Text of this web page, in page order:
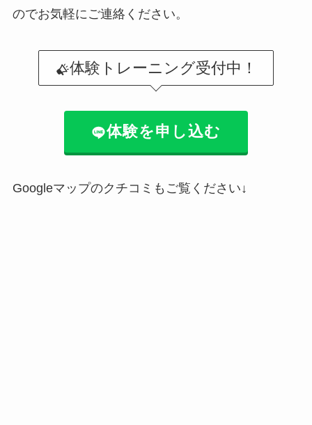
のでお気軽にご連絡ください。
体験トレーニング受付中！
体験を申し込む
Googleマップのクチコミもご覧ください↓